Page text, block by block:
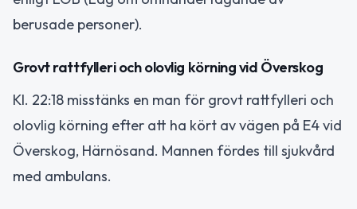
berusade personer).
Grovt rattfylleri och olovlig körning vid Överskog
Kl. 22:18 misstänks en man för grovt rattfylleri och
olovlig körning efter att ha kört av vägen på E4 vid
Överskog, Härnösand. Mannen fördes till sjukvård
med ambulans.